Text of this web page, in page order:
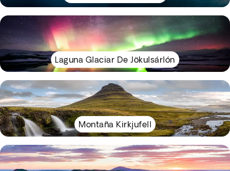
Laguna Glaciar De Jökulsárlón
Montaña Kirkjufell